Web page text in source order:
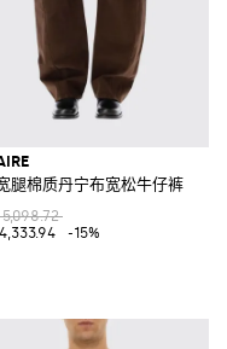
腿棉质丹宁布宽松牛仔裤
5,098.72
-15%